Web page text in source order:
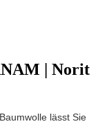
| Norit
lässt Sie